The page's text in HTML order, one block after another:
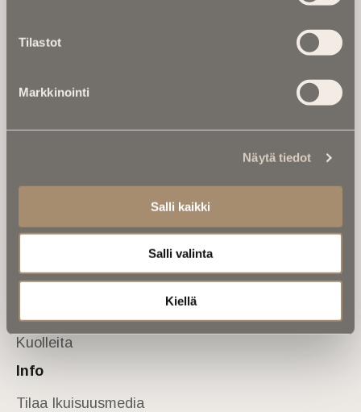
Tilastot
Markkinointi
Näytä tiedot
Salli kaikki
Salli valinta
Kiellä
valtakunnallinen mediabrändi. Julkaisemme uusimmat
kuolinuutiset ja kuolintiedot.
Anna palautetta
Muistokirjoituksia
Kuolema koskettaa
Asiantuntijoilta
Kuolleita
Info
Tilaa Ikuisuusmedia